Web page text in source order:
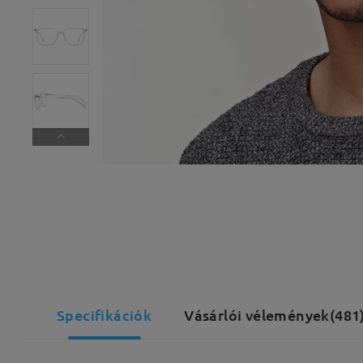
Specifikációk Vásárlói